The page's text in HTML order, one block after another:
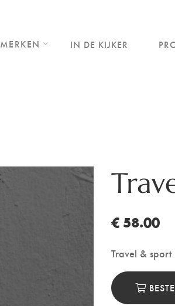
MERKEN IN DE KIJKER
€ 58.00
Travel & sport